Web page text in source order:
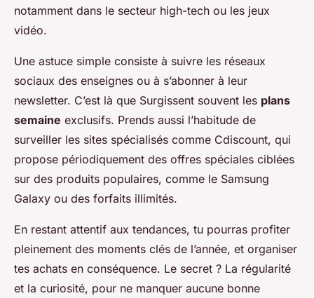
notamment dans le secteur high-tech ou les jeux
vidéo.
Une astuce simple consiste à suivre les réseaux
sociaux des enseignes ou à s’abonner à leur
newsletter. C’est là que Surgissent souvent les plans
semaine exclusifs. Prends aussi l’habitude de
surveiller les sites spécialisés comme Cdiscount, qui
propose périodiquement des offres spéciales ciblées
sur des produits populaires, comme le Samsung
Galaxy ou des forfaits illimités.
En restant attentif aux tendances, tu pourras profiter
pleinement des moments clés de l’année, et organiser
tes achats en conséquence. Le secret ? La régularité
et la curiosité, pour ne manquer aucune bonne